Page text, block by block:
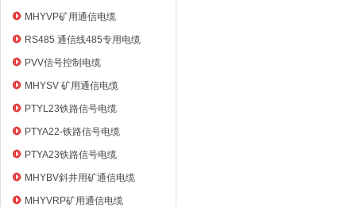
电缆
MHYVP矿用通信电缆
RS485 通信线485专用电缆
PVV信号控制电缆
MHYSV 矿用通信电缆
PTYL23铁路信号电缆
PTYA22-铁路信号电缆
PTYA23铁路信号电缆
MHYBV斜井用矿通信电缆
MHYVRP矿用通信电缆